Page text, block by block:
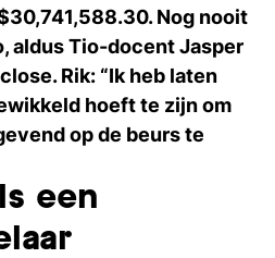
Nog nooit
aldus Tio-docent Jasper
. Rik: “Ik heb laten
hoeft te zijn om
op de beurs te
een